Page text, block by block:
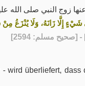
زوج النبي صلى الله
إِلَّا زَانَهُ، وَلَا يُنْزَعُ
مسلم: 2594]
wird überliefert, dass